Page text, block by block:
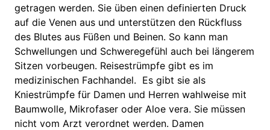
getragen werden. Sie üben einen definierten Druck
auf die Venen aus und unterstützen den Rückfluss
des Blutes aus Füßen und Beinen. So kann man
Schwellungen und Schweregefühl auch bei längerem
Sitzen vorbeugen. Reisestrümpfe gibt es im
medizinischen Fachhandel. Es gibt sie als
Kniestrümpfe für Damen und Herren wahlweise mit
Baumwolle, Mikrofaser oder Aloe vera. Sie müssen
nicht vom Arzt verordnet werden. Damen